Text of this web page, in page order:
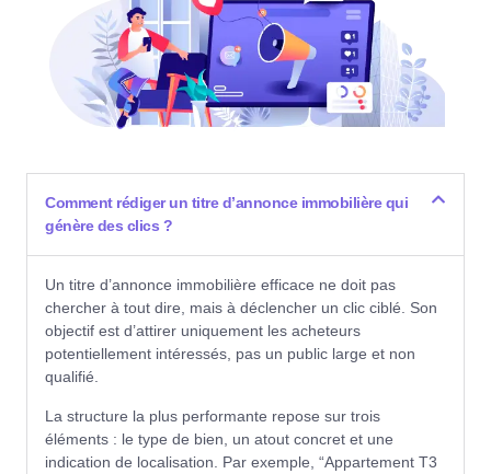
Comment rédiger un titre d’annonce immobilière qui
génère des clics ?
Un titre d’annonce immobilière efficace ne doit pas
chercher à tout dire, mais à déclencher un clic ciblé. Son
objectif est d’attirer uniquement les acheteurs
potentiellement intéressés, pas un public large et non
qualifié.
La structure la plus performante repose sur trois
éléments : le type de bien, un atout concret et une
indication de localisation. Par exemple, “Appartement T3